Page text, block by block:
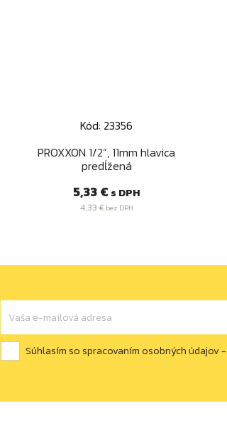
Kód: 23356
PROXXON 1/2”, 11mm hlavica
predĺžená
Cena
5,33 € s DPH
4,33 €bez DPH
 Rýchly náhľad
Súhlasím so spracovaním osobných údajov -